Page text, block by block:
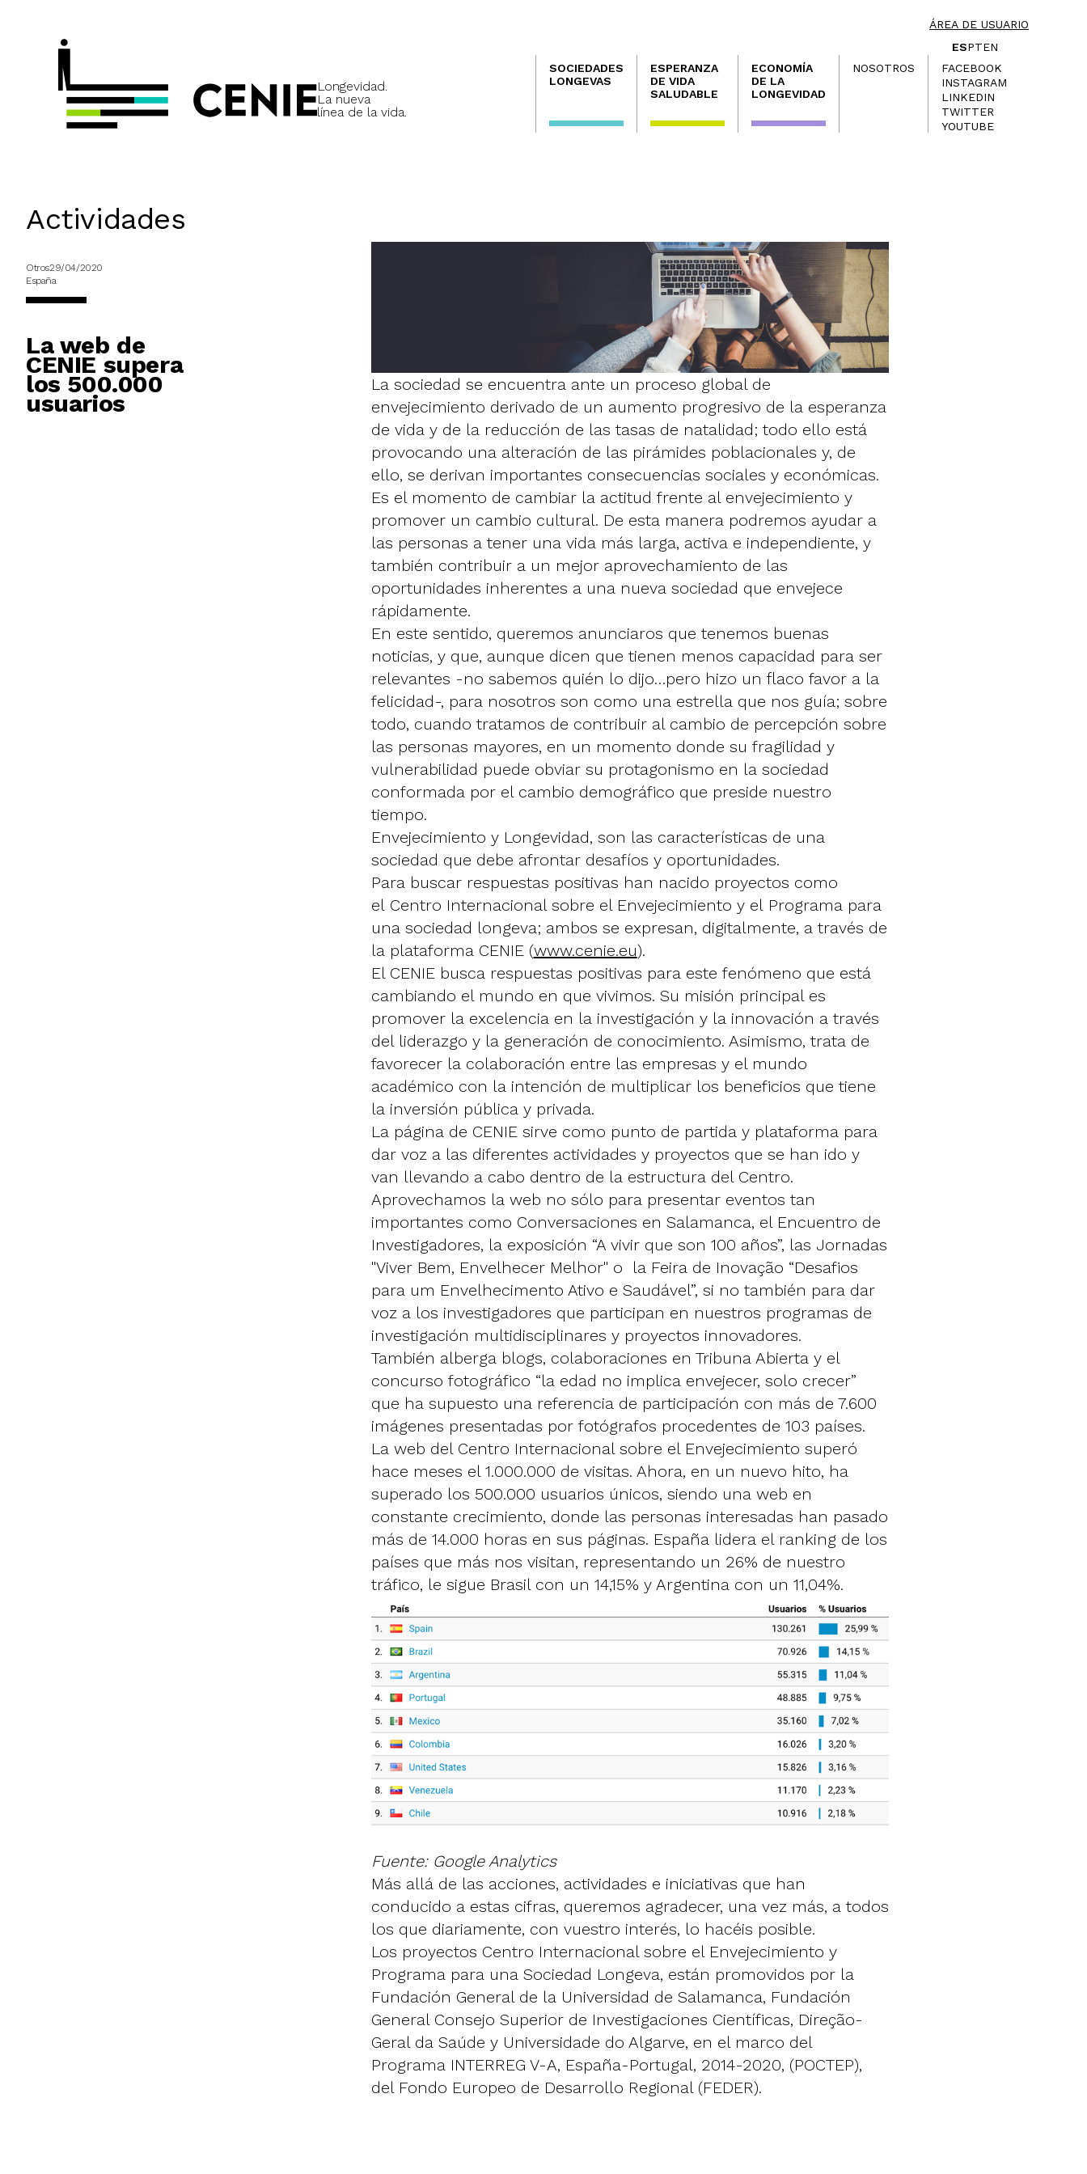
ÁREA DE USUARIO
Longevidad.
La nueva
línea de la vida.
ESPTEN
Navegación
principal
SOCIEDADES
LONGEVAS
ESPERANZA
DE VIDA
SALUDABLE
ECONOMÍA
DE LA
LONGEVIDAD
NOSOTROS
FACEBOOK
INSTAGRAM
LINKEDIN
TWITTER
YOUTUBE
Actividades
Otros29/04/2020
España
La web de
CENIE supera
los 500.000
usuarios
La sociedad se encuentra ante un proceso global de
envejecimiento derivado de un aumento progresivo de la esperanza
de vida y de la reducción de las tasas de natalidad; todo ello está
provocando una alteración de las pirámides poblacionales y, de
ello, se derivan importantes consecuencias sociales y económicas.
Es el momento de cambiar la actitud frente al envejecimiento y
promover un cambio cultural. De esta manera podremos ayudar a
las personas a tener una vida más larga, activa e independiente, y
también contribuir a un mejor aprovechamiento de las
oportunidades inherentes a una nueva sociedad que envejece
rápidamente.
En este sentido, queremos anunciaros que tenemos buenas
noticias, y que, aunque dicen que tienen menos capacidad para ser
relevantes -no sabemos quién lo dijo…pero hizo un flaco favor a la
felicidad-, para nosotros son como una estrella que nos guía; sobre
todo, cuando tratamos de contribuir al cambio de percepción sobre
las personas mayores, en un momento donde su fragilidad y
vulnerabilidad puede obviar su protagonismo en la sociedad
conformada por el cambio demográfico que preside nuestro
tiempo.
Envejecimiento y Longevidad, son las características de una
sociedad que debe afrontar desafíos y oportunidades.
Para buscar respuestas positivas han nacido proyectos como
el Centro Internacional sobre el Envejecimiento y el Programa para
una sociedad longeva; ambos se expresan, digitalmente, a través de
la plataforma CENIE (www.cenie.eu).
El CENIE busca respuestas positivas para este fenómeno que está
cambiando el mundo en que vivimos. Su misión principal es
promover la excelencia en la investigación y la innovación a través
del liderazgo y la generación de conocimiento. Asimismo, trata de
favorecer la colaboración entre las empresas y el mundo
académico con la intención de multiplicar los beneficios que tiene
la inversión pública y privada.
La página de CENIE sirve como punto de partida y plataforma para
dar voz a las diferentes actividades y proyectos que se han ido y
van llevando a cabo dentro de la estructura del Centro.
Aprovechamos la web no sólo para presentar eventos tan
importantes como Conversaciones en Salamanca, el Encuentro de
Investigadores, la exposición “A vivir que son 100 años”, las Jornadas
"Viver Bem, Envelhecer Melhor" o la Feira de Inovação “Desafios
para um Envelhecimento Ativo e Saudável”, si no también para dar
voz a los investigadores que participan en nuestros programas de
investigación multidisciplinares y proyectos innovadores.
También alberga blogs, colaboraciones en Tribuna Abierta y el
concurso fotográfico “la edad no implica envejecer, solo crecer”
que ha supuesto una referencia de participación con más de 7.600
imágenes presentadas por fotógrafos procedentes de 103 países.
La web del Centro Internacional sobre el Envejecimiento superó
hace meses el 1.000.000 de visitas. Ahora, en un nuevo hito, ha
superado los 500.000 usuarios únicos, siendo una web en
constante crecimiento, donde las personas interesadas han pasado
más de 14.000 horas en sus páginas. España lidera el ranking de los
países que más nos visitan, representando un 26% de nuestro
tráfico, le sigue Brasil con un 14,15% y Argentina con un 11,04%.
Fuente: Google Analytics
Más allá de las acciones, actividades e iniciativas que han
conducido a estas cifras, queremos agradecer, una vez más, a todos
los que diariamente, con vuestro interés, lo hacéis posible.
Los proyectos Centro Internacional sobre el Envejecimiento y
Programa para una Sociedad Longeva, están promovidos por la
Fundación General de la Universidad de Salamanca, Fundación
General Consejo Superior de Investigaciones Científicas, Direção-
Geral da Saúde y Universidade do Algarve, en el marco del
Programa INTERREG V-A, España-Portugal, 2014-2020, (POCTEP),
del Fondo Europeo de Desarrollo Regional (FEDER).